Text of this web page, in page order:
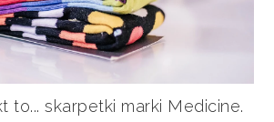
to... skarpetki marki Medicine.